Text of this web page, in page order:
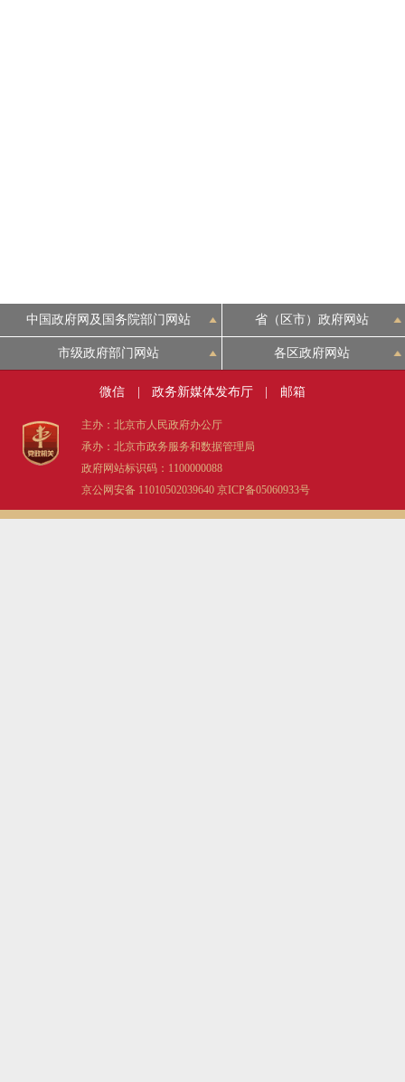
中国政府网及国务院部门网站 省（区市）政府网站
市级政府部门网站 各区政府网站
微信 政务新媒体发布厅 邮箱
主办：北京市人民政府办公厅
承办：北京市政务服务和数据管理局
政府网站标识码：1100000088
京公网安备 11010502039640 京ICP备05060933号